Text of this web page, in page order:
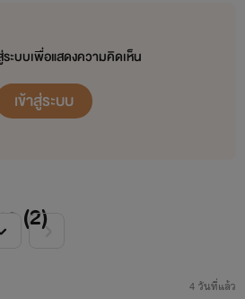
ะบบเพื่อแสดงความคิดเห็น
เข้าสู่ระบบ
(2)
4 วันที่แล้ว